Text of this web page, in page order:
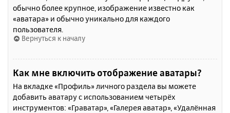
обычно более крупное, изображение известно как
«аватара» и обычно уникально для каждого
пользователя.
Вернуться к началу
Как мне включить отображение аватары?
На вкладке «Профиль» личного раздела вы можете
добавить аватару с использованием четырёх
инструментов: «Граватар», «Галерея аватар», «Удалённая